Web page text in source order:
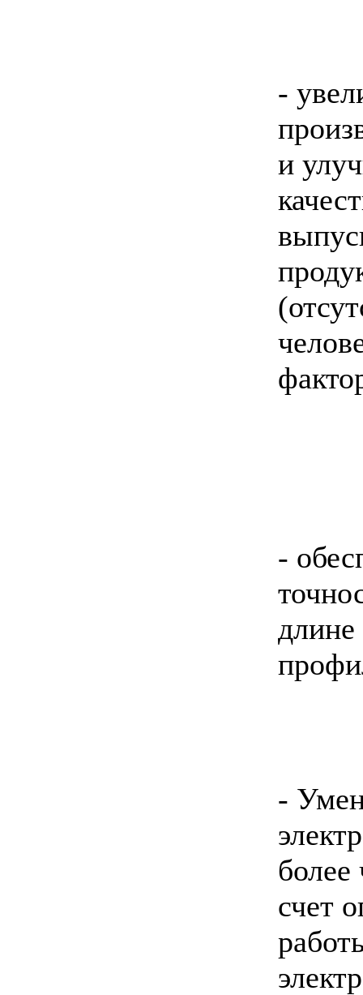
-
и
-
-
более
счет